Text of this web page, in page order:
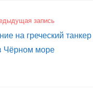
запись
на греческий
Чёрном море